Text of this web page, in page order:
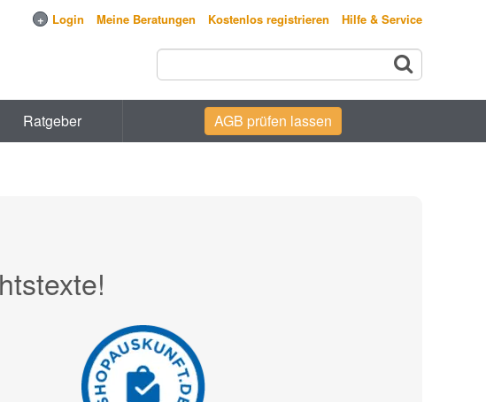
+ Login Meine Beratungen Kostenlos registrieren Hilfe & Service
Ratgeber AGB prüfen lassen